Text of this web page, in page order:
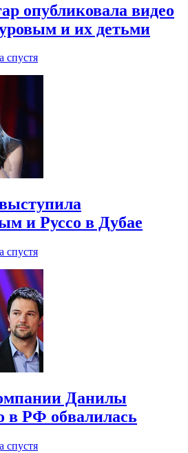
опубликовала видео
и их детьми
спустя
и Руссо в Дубае
спустя
Данилы
в РФ обвалилась
спустя